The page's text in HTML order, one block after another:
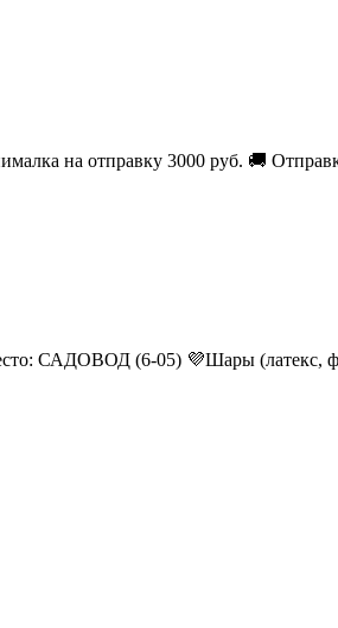
на отправку 3000 руб. 🚚
САДОВОД (6-05) 💜Шары (латекс,